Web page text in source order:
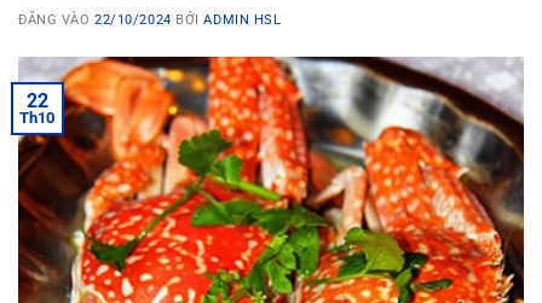
ĐĂNG VÀO22/10/2024 BỞIADMIN HSL
22
Th10